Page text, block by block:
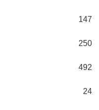
147
250
492
24